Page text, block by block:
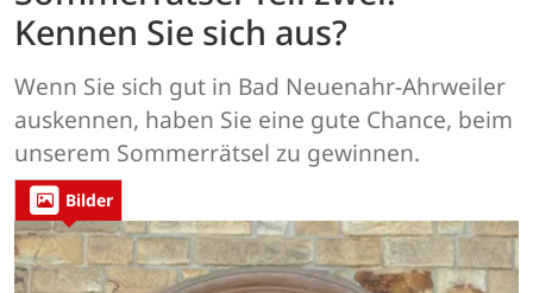
Kennen Sie sich aus?
Wenn Sie sich gut in Bad Neuenahr-Ahrweiler
auskennen, haben Sie eine gute Chance, beim
unserem Sommerrätsel zu gewinnen.
Bilder